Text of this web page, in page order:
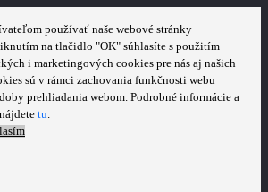
používať naše webové stránky
na tlačidlo "OK" súhlasíte s použitím
i marketingových cookies pre nás aj našich
sú v rámci zachovania funkčnosti webu
prehliadania webom. Podrobné informácie a
tu.